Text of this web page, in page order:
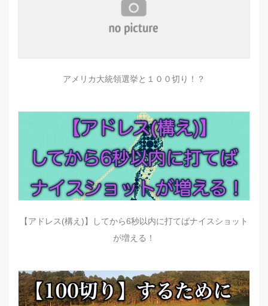
アメリカ大統領選挙と１００切り！？
【アドレス(構え)】してから6秒以内に打てばナイスショット
が増える！